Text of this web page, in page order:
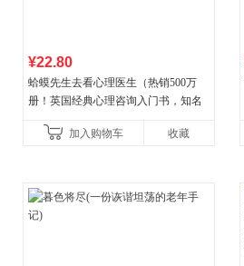
¥22.80
蛤蟆先生去看心理医生（热销500万
册！英国经典心理咨询入门书，知名
加入购物车
收藏